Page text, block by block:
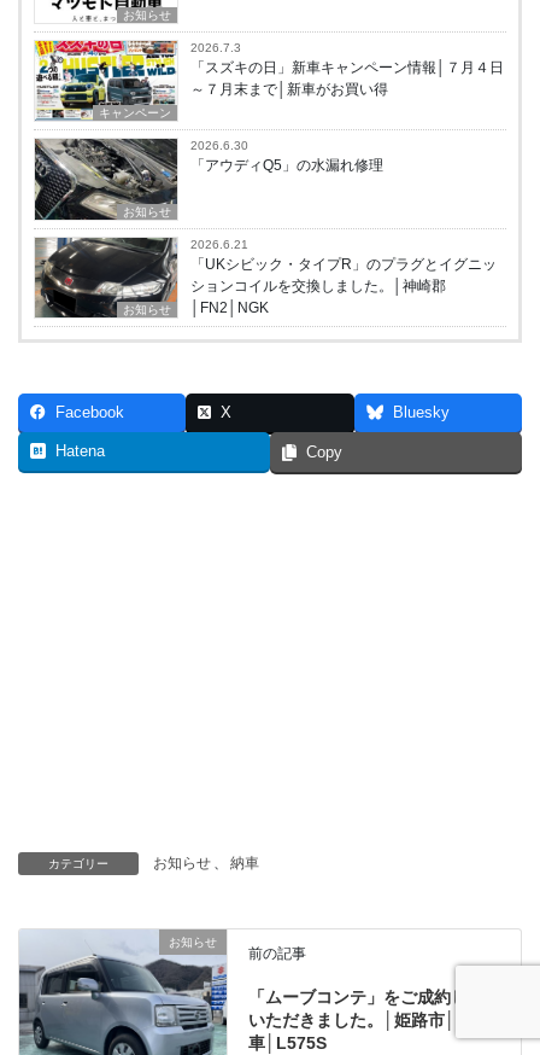
お知らせ
キャンペーン
2026.7.3
「スズキの日」新車キャンペーン情報│７月４日
～７月末まで│新車がお買い得
お知らせ
2026.6.30
「アウディQ5」の水漏れ修理
お知らせ
2026.6.21
「UKシビック・タイプR」のプラグとイグニッ
ションコイルを交換しました。│神崎郡
│FN2│NGK
Facebook X Bluesky
Hatena Copy
カテゴリー お知らせ 、 納車
お知らせ
前の記事
「ムーブコンテ」をご成約して
いただきました。│姫路市│中古
車│L575S